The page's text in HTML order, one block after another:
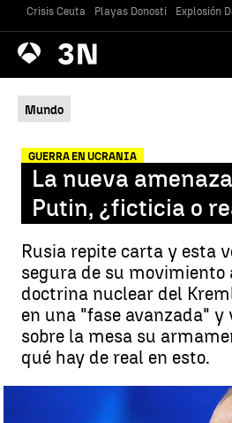
Crisis Ceuta Playas Donosti Explosión
Antena
3 Noticias
Mundo
GUERRA EN UCRANIA
La nueva
Putin, ¿ficticia o
Rusia repite carta y esta
segura de su
doctrina nuclear del
en una "fase avanzada" y
sobre la mesa su
qué hay de real en esto.
Rusia amenaza con